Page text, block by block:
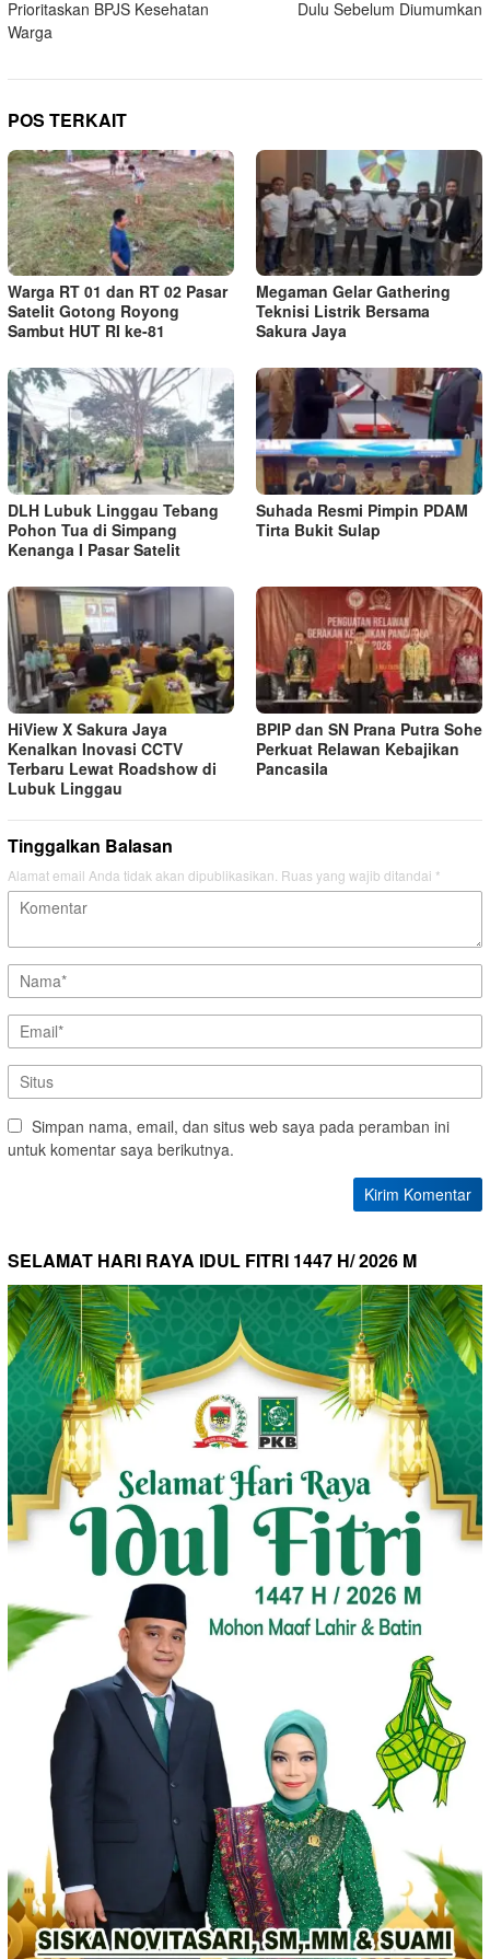
Prioritaskan BPJS Kesehatan
Warga
Dulu Sebelum Diumumkan
POS TERKAIT
Warga RT 01 dan RT 02 Pasar
Satelit Gotong Royong
Sambut HUT RI ke-81
Megaman Gelar Gathering
Teknisi Listrik Bersama
Sakura Jaya
DLH Lubuk Linggau Tebang
Pohon Tua di Simpang
Kenanga I Pasar Satelit
Suhada Resmi Pimpin PDAM
Tirta Bukit Sulap
HiView X Sakura Jaya
Kenalkan Inovasi CCTV
Terbaru Lewat Roadshow di
Lubuk Linggau
BPIP dan SN Prana Putra Sohe
Perkuat Relawan Kebajikan
Pancasila
Tinggalkan Balasan
Alamat email Anda tidak akan dipublikasikan. Ruas yang wajib ditandai *
Simpan nama, email, dan situs web saya pada peramban ini
untuk komentar saya berikutnya.
SELAMAT HARI RAYA IDUL FITRI 1447 H/ 2026 M